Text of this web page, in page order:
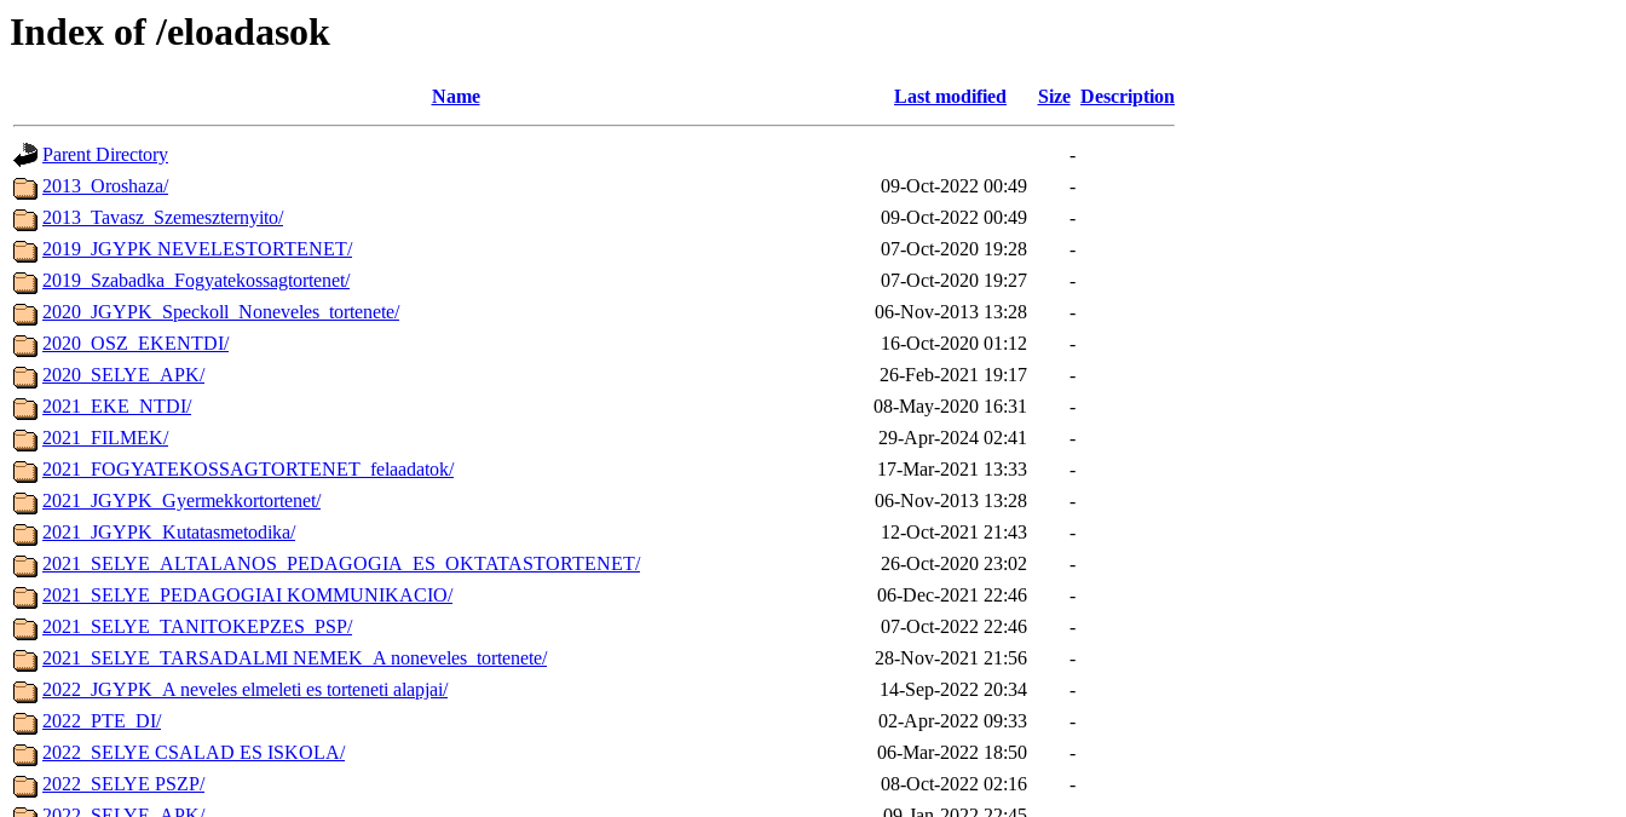
Index of /eloadasok
Name Last modified Size Description
Parent Directory
-
2013_Oroshaza/
09-Oct-2022 00:49
-
2013_Tavasz_Szemeszternyito/
09-Oct-2022 00:49
-
2019_JGYPK NEVELESTORTENET/
07-Oct-2020 19:28
-
2019_Szabadka_Fogyatekossagtortenet/
07-Oct-2020 19:27
-
2020_JGYPK_Speckoll_Noneveles_tortenete/
06-Nov-2013 13:28
-
2020_OSZ_EKENTDI/
16-Oct-2020 01:12
-
2020_SELYE_APK/
26-Feb-2021 19:17
-
2021_EKE_NTDI/
08-May-2020 16:31
-
2021_FILMEK/
29-Apr-2024 02:41
-
2021_FOGYATEKOSSAGTORTENET_felaadatok/
17-Mar-2021 13:33
-
2021_JGYPK_Gyermekkortortenet/
06-Nov-2013 13:28
-
2021_JGYPK_Kutatasmetodika/
12-Oct-2021 21:43
-
2021_SELYE_ALTALANOS_PEDAGOGIA_ES_OKTATASTORTENET/
26-Oct-2020 23:02
-
2021_SELYE_PEDAGOGIAI KOMMUNIKACIO/
06-Dec-2021 22:46
-
2021_SELYE_TANITOKEPZES_PSP/
07-Oct-2022 22:46
-
2021_SELYE_TARSADALMI NEMEK_A noneveles_tortenete/
28-Nov-2021 21:56
-
2022_JGYPK_A neveles elmeleti es torteneti alapjai/
14-Sep-2022 20:34
-
2022_PTE_DI/
02-Apr-2022 09:33
-
2022_SELYE CSALAD ES ISKOLA/
06-Mar-2022 18:50
-
2022_SELYE PSZP/
08-Oct-2022 02:16
-